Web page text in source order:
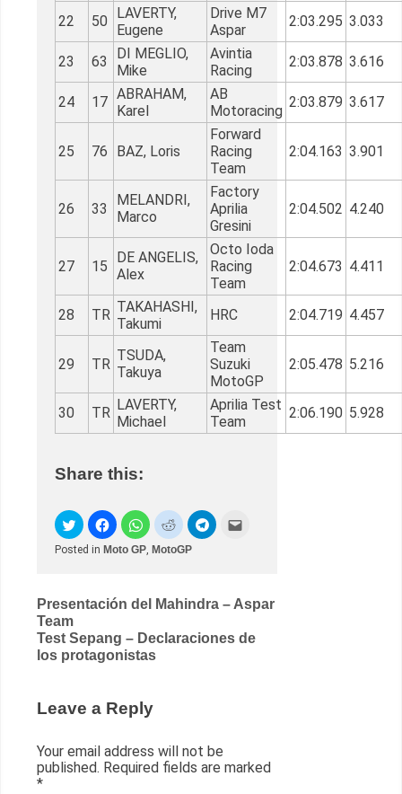
22 50
LAVERTY,
Eugene
Drive M7
Aspar
2:03.295 3.033
23 63
DI MEGLIO,
Mike
Avintia
Racing
2:03.878 3.616
24 17 ABRAHAM,
Karel
AB
Motoracing
2:03.879 3.617
25 76 BAZ, Loris
Forward
Racing
Team
2:04.163 3.901
26 33
MELANDRI,
Marco
Factory
Aprilia
Gresini
2:04.502 4.240
27 15
DE ANGELIS,
Alex
Octo Ioda
Racing
Team
2:04.673 4.411
28 TR TAKAHASHI,
Takumi
HRC 2:04.719 4.457
29 TR
TSUDA,
Takuya
Team
Suzuki
MotoGP
2:05.478 5.216
30 TR LAVERTY,
Michael
Aprilia Test
Team
2:06.190 5.928
Share this:
Posted in Moto GP, MotoGP
Post
navigation
Presentación del Mahindra – Aspar
Team
Test Sepang – Declaraciones de
los protagonistas
Leave a Reply
Your email address will not be
published. Required fields are marked
*